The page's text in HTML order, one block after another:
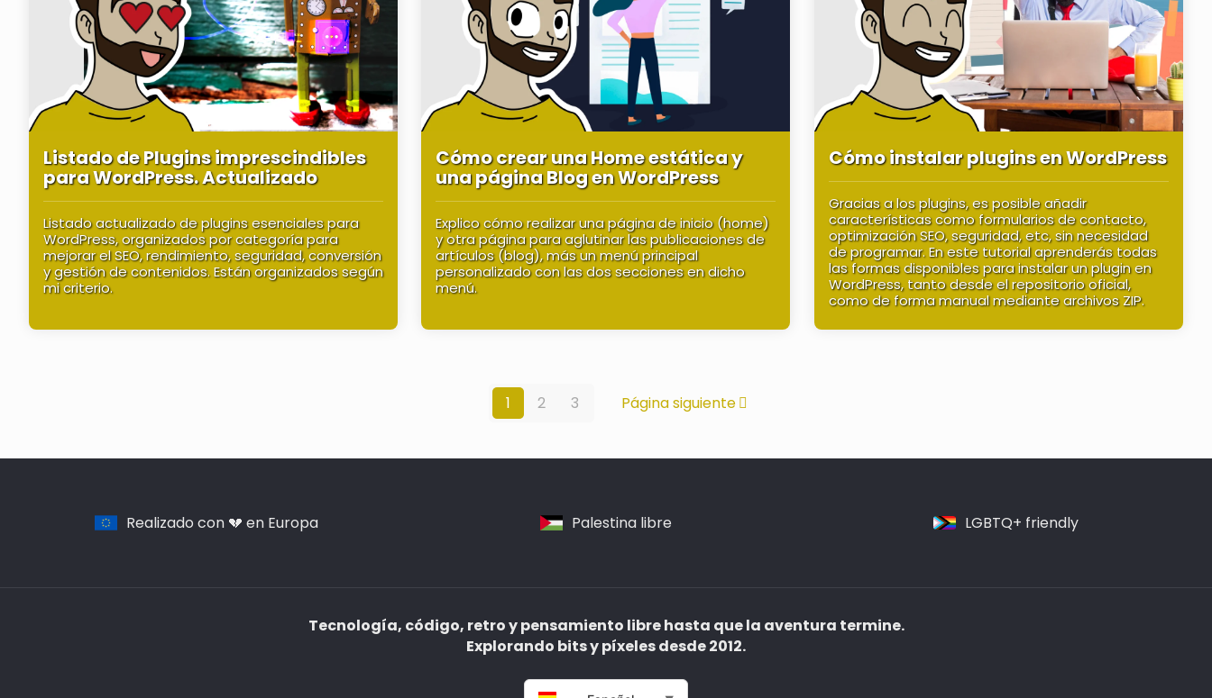
Listado de Plugins imprescindibles
para WordPress. Actualizado
Listado actualizado de plugins esenciales para
WordPress, organizados por categoría para
mejorar el SEO, rendimiento, seguridad, conversión
y gestión de contenidos. Están organizados según
mi criterio.
Cómo crear una Home estática y
una página Blog en WordPress
Explico cómo realizar una página de inicio (home)
y otra página para aglutinar las publicaciones de
artículos (blog), más un menú principal
personalizado con las dos secciones en dicho
menú.
Cómo instalar plugins en WordPress
Gracias a los plugins, es posible añadir
características como formularios de contacto,
optimización SEO, seguridad, etc, sin necesidad
de programar. En este tutorial aprenderás todas
las formas disponibles para instalar un plugin en
WordPress, tanto desde el repositorio oficial,
como de forma manual mediante archivos ZIP.
1 2 3 Página siguiente
Realizado con 💔 en Europa Palestina libre LGBTQ+ friendly
Tecnología, código, retro y pensamiento libre hasta que la aventura termine.
Explorando bits y píxeles desde 2012.